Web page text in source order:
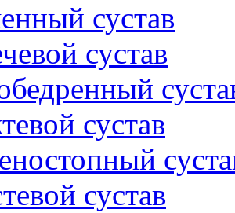
сустав
сустав
сустав
сустав